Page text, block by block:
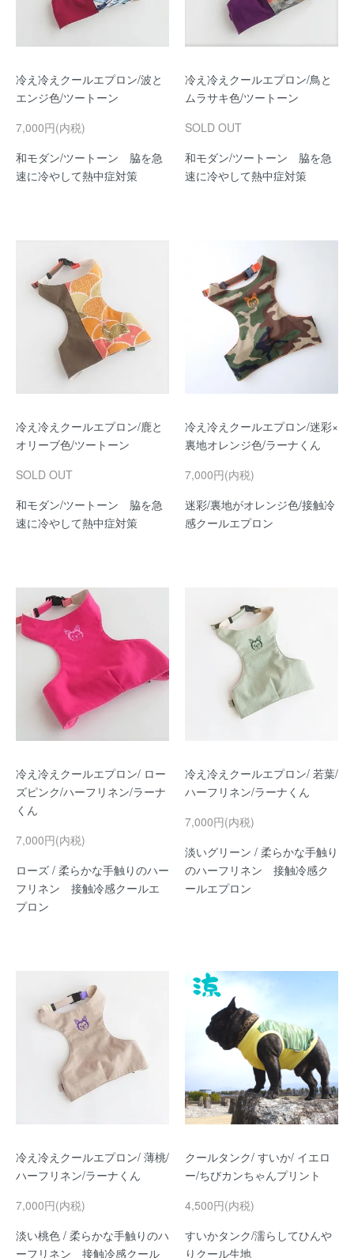
冷え冷えクールエプロン/波と
エンジ色/ツートーン
7,000円(内税)
和モダン/ツートーン 脇を急
速に冷やして熱中症対策
冷え冷えクールエプロン/鳥と
ムラサキ色/ツートーン
SOLD OUT
和モダン/ツートーン 脇を急
速に冷やして熱中症対策
冷え冷えクールエプロン/鹿と
オリーブ色/ツートーン
SOLD OUT
和モダン/ツートーン 脇を急
速に冷やして熱中症対策
冷え冷えクールエプロン/迷彩×
裏地オレンジ色/ラーナくん
7,000円(内税)
迷彩/裏地がオレンジ色/接触冷
感クールエプロン
冷え冷えクールエプロン/ ロー
ズピンク/ハーフリネン/ラーナ
くん
7,000円(内税)
ローズ / 柔らかな手触りのハー
フリネン 接触冷感クールエ
プロン
冷え冷えクールエプロン/ 若葉/
ハーフリネン/ラーナくん
7,000円(内税)
淡いグリーン / 柔らかな手触り
のハーフリネン 接触冷感ク
ールエプロン
冷え冷えクールエプロン/ 薄桃/
ハーフリネン/ラーナくん
7,000円(内税)
淡い桃色 / 柔らかな手触りのハ
ーフリネン 接触冷感クール
クールタンク/ すいか/ イエロ
ー/ちびカンちゃんプリント
4,500円(内税)
すいかタンク/濡らしてひんや
りクール生地